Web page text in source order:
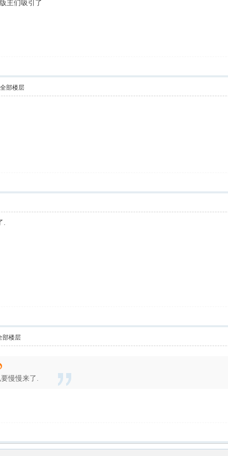
主们吸引了
部楼层
部楼层
慢慢来了.